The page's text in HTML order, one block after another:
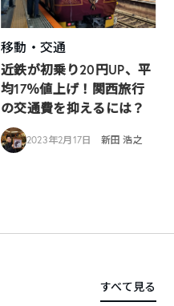
移動・交通
近鉄が初乗り20円UP、平
均17％値上げ！関西旅行
の交通費を抑えるには？
2023年2月17日 新田 浩之
すべて見る